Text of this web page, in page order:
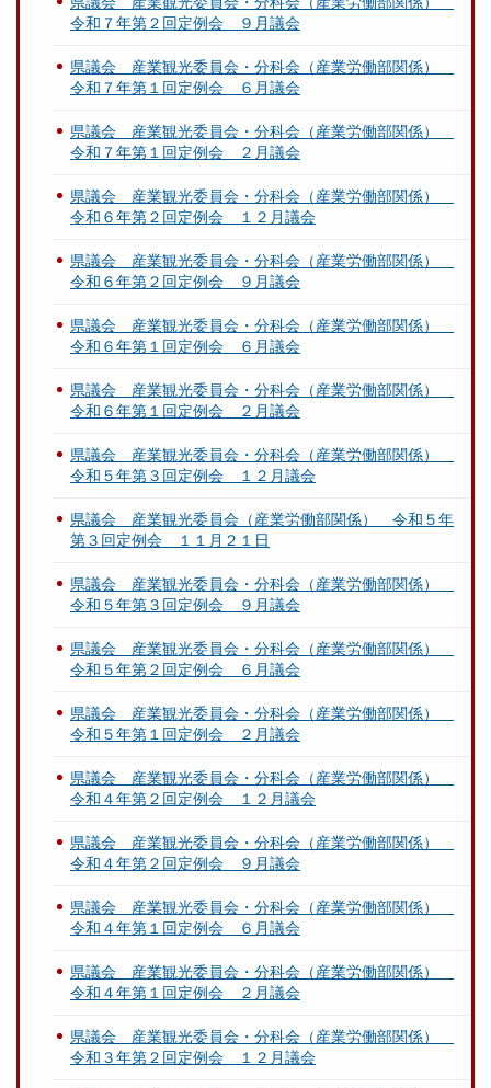
令和７年第２回定例会 ９月議会
県議会 産業観光委員会・分科会（産業労働部関係）
令和７年第１回定例会 ６月議会
県議会 産業観光委員会・分科会（産業労働部関係）
令和７年第１回定例会 ２月議会
県議会 産業観光委員会・分科会（産業労働部関係）
令和６年第２回定例会 １２月議会
県議会 産業観光委員会・分科会（産業労働部関係）
令和６年第２回定例会 ９月議会
県議会 産業観光委員会・分科会（産業労働部関係）
令和６年第１回定例会 ６月議会
県議会 産業観光委員会・分科会（産業労働部関係）
令和６年第１回定例会 ２月議会
県議会 産業観光委員会・分科会（産業労働部関係）
令和５年第３回定例会 １２月議会
県議会 産業観光委員会（産業労働部関係） 令和５年
第３回定例会 １１月２１日
県議会 産業観光委員会・分科会（産業労働部関係）
令和５年第３回定例会 ９月議会
県議会 産業観光委員会・分科会（産業労働部関係）
令和５年第２回定例会 ６月議会
県議会 産業観光委員会・分科会（産業労働部関係）
令和５年第１回定例会 ２月議会
県議会 産業観光委員会・分科会（産業労働部関係）
令和４年第２回定例会 １２月議会
県議会 産業観光委員会・分科会（産業労働部関係）
令和４年第２回定例会 ９月議会
県議会 産業観光委員会・分科会（産業労働部関係）
令和４年第１回定例会 ６月議会
県議会 産業観光委員会・分科会（産業労働部関係）
令和４年第１回定例会 ２月議会
県議会 産業観光委員会・分科会（産業労働部関係）
令和３年第２回定例会 １２月議会